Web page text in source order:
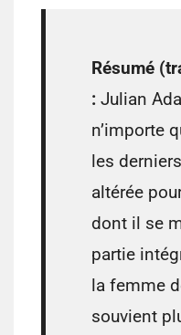
Résumé
: Julian
n’importe
les
altérée
dont il se
partie
la femme
souvient